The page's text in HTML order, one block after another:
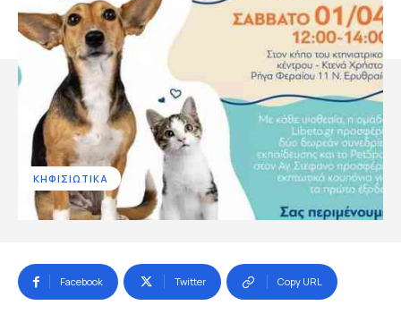
ΚΗΦΙΣΙΩΤΙΚΑ
Facebook Twitter Copy URL